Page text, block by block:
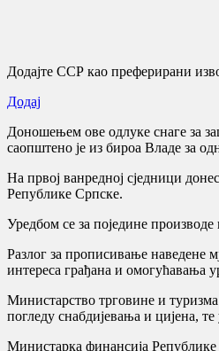
Додајте ССР као преферирани
Додај
Доношењем ове одлуке снаге за
саопштено је из бироа Владе за
На првој ванредној сједници
Републике Српске.
Уредбом се за поједине
Разлог за прописивање наведене
интереса грађана и омогућавања
Министарство трговине и
погледу снабдијевања и цијена,
Министарка финансија